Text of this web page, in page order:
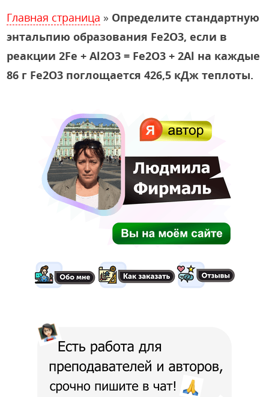
Главная страница » Определите стандартную
энтальпию образования Fe2O3, если в
реакции 2Fe + Al2O3 = Fe2O3 + 2Al на каждые
86 г Fe2O3 поглощается 426,5 кДж теплоты.